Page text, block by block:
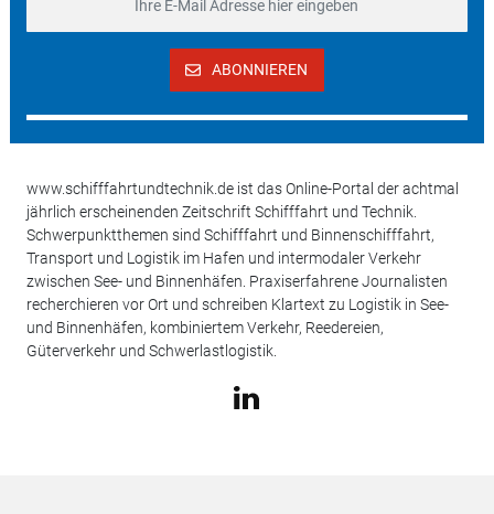
ABONNIEREN
www.schifffahrtundtechnik.de ist das Online-Portal der achtmal
jährlich erscheinenden Zeitschrift Schifffahrt und Technik.
Schwerpunktthemen sind Schifffahrt und Binnenschifffahrt,
Transport und Logistik im Hafen und intermodaler Verkehr
zwischen See- und Binnenhäfen. Praxiserfahrene Journalisten
recherchieren vor Ort und schreiben Klartext zu Logistik in See-
und Binnenhäfen, kombiniertem Verkehr, Reedereien,
Güterverkehr und Schwerlastlogistik.